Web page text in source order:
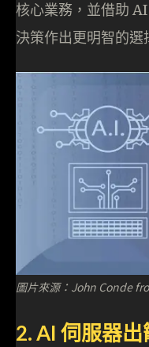
核心業務，並借助
決策作出更明智的選
圖片來源：John Conde
2. AI 伺服器